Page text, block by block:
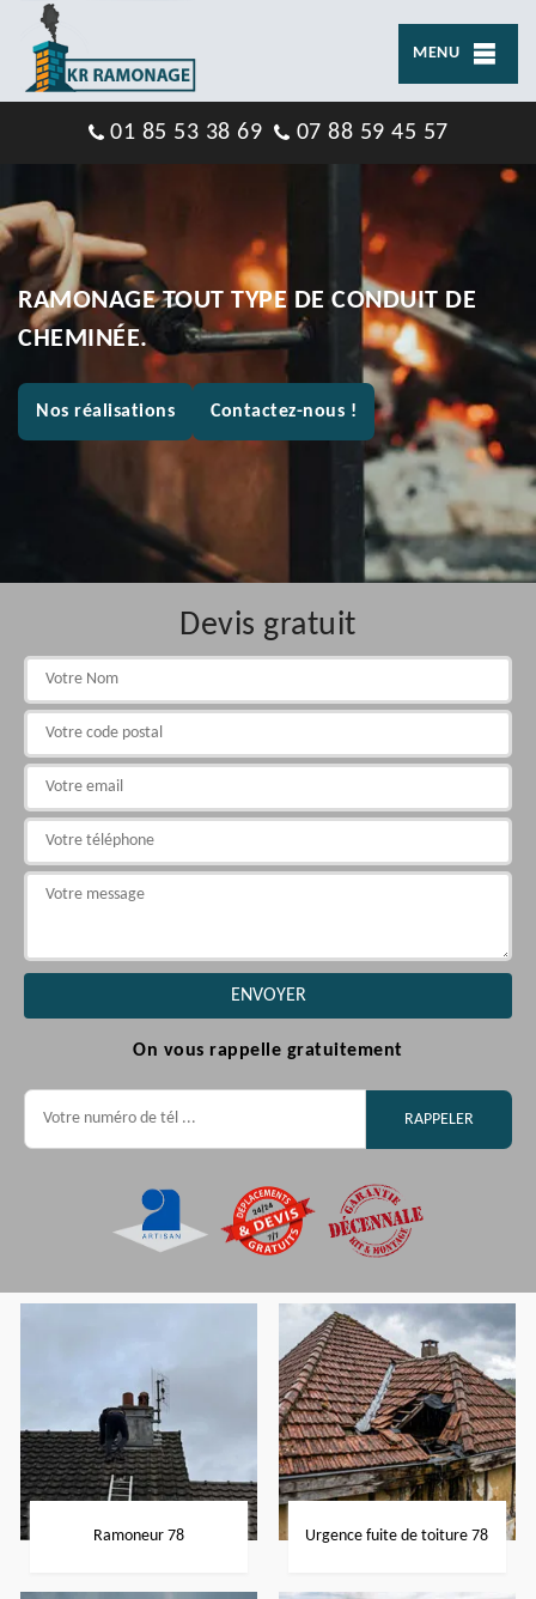
MENU
01 85 53 38 69 07 88 59 45 57
RAMONAGE TOUT TYPE DE CONDUIT DE
CHEMINÉE.
Nos réalisations Contactez-nous !
Devis gratuit
On vous rappelle gratuitement
Ramoneur 78 Urgence fuite de toiture 78